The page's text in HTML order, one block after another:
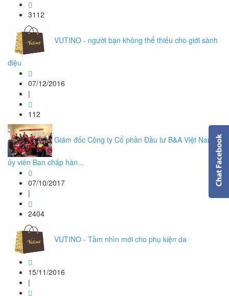
3112
VUTINO - người bạn không thể thiếu cho giới sành
điệu
07/12/2016
|
112
Giám đốc Công ty Cổ phần Đầu tư B&A Việt Nam là
ủy viên Ban chấp hàn...
07/10/2017
|
2404
VUTINO - Tầm nhìn mới cho phụ kiện da
15/11/2016
|